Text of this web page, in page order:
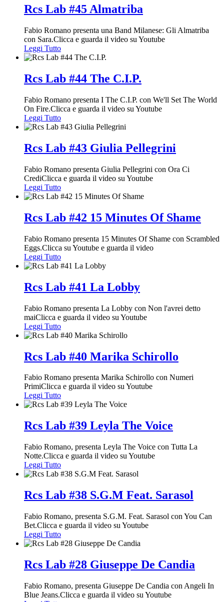
Rcs Lab #45 Almatriba
Fabio Romano presenta una Band Milanese: Gli Almatriba
con Sara.Clicca e guarda il video su Youtube
Leggi Tutto
Rcs Lab #44 The C.I.P.
Fabio Romano presenta I The C.I.P. con We'll Set The World
On Fire.Clicca e guarda il video su Youtube
Leggi Tutto
Rcs Lab #43 Giulia Pellegrini
Fabio Romano presenta Giulia Pellegrini con Ora Ci
CrediClicca e guarda il video su Youtube
Leggi Tutto
Rcs Lab #42 15 Minutes Of Shame
Fabio Romano presenta 15 Minutes Of Shame con Scrambled
Eggs.Clicca su Youtube e guarda il video
Leggi Tutto
Rcs Lab #41 La Lobby
Fabio Romano presenta La Lobby con Non l'avrei detto
maiClicca e guarda il video su Youtube
Leggi Tutto
Rcs Lab #40 Marika Schirollo
Fabio Romano presenta Marika Schirollo con Numeri
PrimiClicca e guarda il video su Youtube
Leggi Tutto
Rcs Lab #39 Leyla The Voice
Fabio Romano, presenta Leyla The Voice con Tutta La
Notte.Clicca e guarda il video su Youtube
Leggi Tutto
Rcs Lab #38 S.G.M Feat. Sarasol
Fabio Romano, presenta S.G.M. Feat. Sarasol con You Can
Bet.Clicca e guarda il video su Youtube
Leggi Tutto
Rcs Lab #28 Giuseppe De Candia
Fabio Romano, presenta Giuseppe De Candia con Angeli In
Blue Jeans.Clicca e guarda il video su Youtube